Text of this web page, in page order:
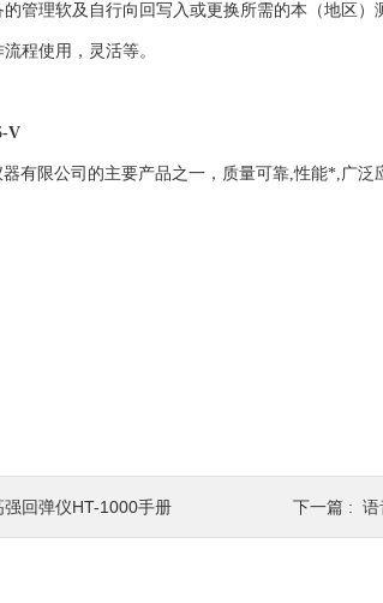
管理软及自行向回写入或更换所需的本（地区）
程使用，灵活等。
V
有限公司的主要产品之一，质量可靠,性能*,广
强回弹仪HT-1000手册 下一篇 : 语